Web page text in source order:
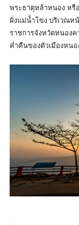
พระธาตุหล้าหนอง หรื
ฝั่งแม่น้ำโขง บริเวณ
ราชการจังหวัดหนอง
ค่ำคืนของตัวเมืองหนอ